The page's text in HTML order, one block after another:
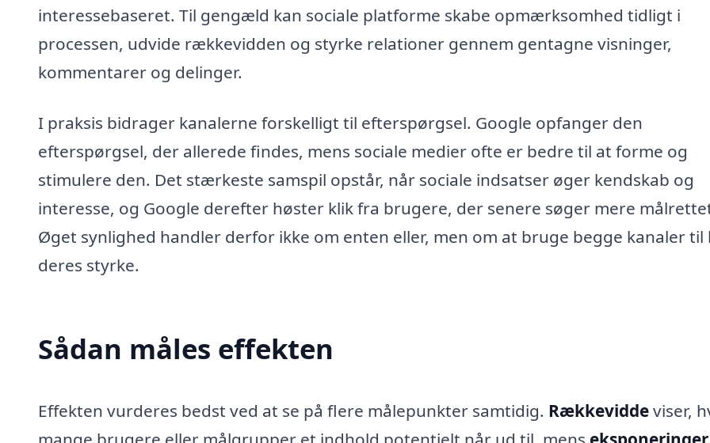
interessebaseret. Til gengæld kan sociale platforme skabe opmærksomhed tidligt i
processen, udvide rækkevidden og styrke relationer gennem gentagne visninger,
kommentarer og delinger.
I praksis bidrager kanalerne forskelligt til efterspørgsel. Google opfanger den
efterspørgsel, der allerede findes, mens sociale medier ofte er bedre til at forme og
stimulere den. Det stærkeste samspil opstår, når sociale indsatser øger kendskab og
interesse, og Google derefter høster klik fra brugere, der senere søger mere
Øget synlighed handler derfor ikke om enten eller, men om at bruge begge kanaler til
deres styrke.
Sådan måles effekten
Effekten vurderes bedst ved at se på flere målepunkter samtidig. Rækkeviddeviser,